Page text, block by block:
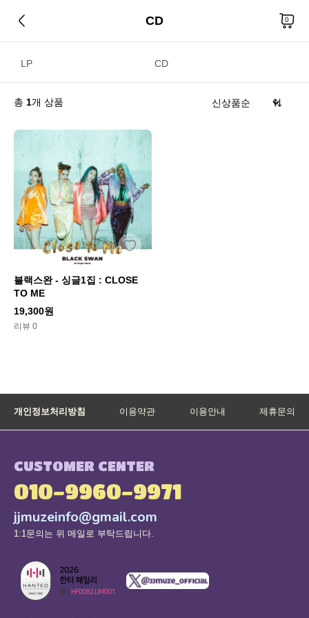
CD 0
CD
LP CD
총 1개 상품
블랙스완 - 싱글1집 : CLOSE
TO ME
19,300원
리뷰 0
개인정보처리방침 이용약관 이용안내 제휴문의
CUSTOMER CENTER
010-9960-9971
jjmuzeinfo@gmail.com
1:1문의는 위 메일로 부탁드립니다.